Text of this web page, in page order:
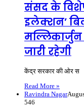
संसद के
इलेक्शन’
जारी रहेगी
केंद्र सरकार की ओर स
Read More »
Ravindra Nagar
546